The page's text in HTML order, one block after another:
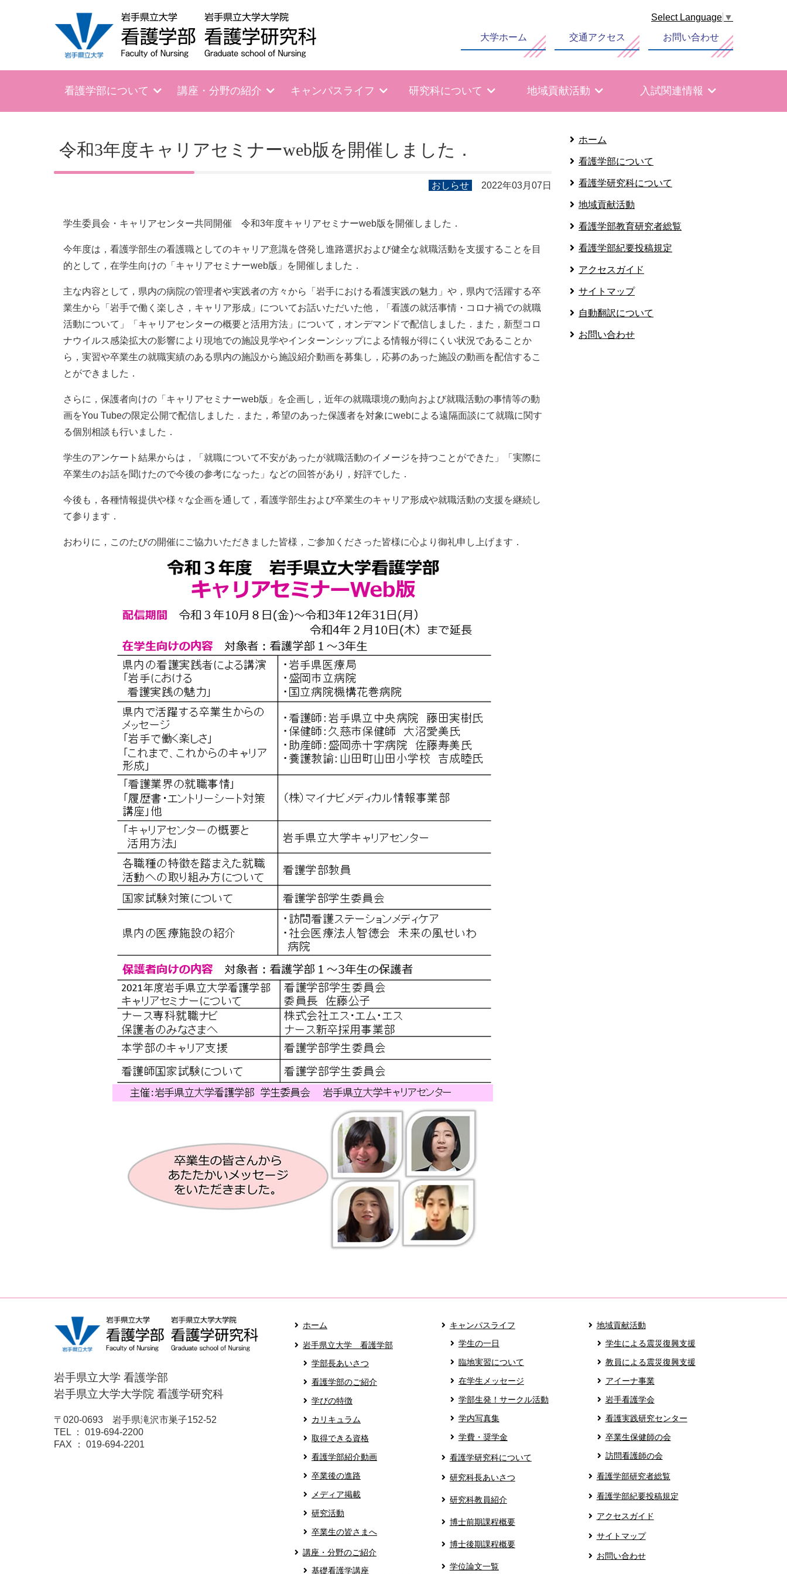
Select Language ▼
大学ホーム
交通アクセス お問い合わせ
看護学部について 講座・分野の紹介 キャンパスライフ 研究科について 地域貢献活動 入試関連情報
令和3年度キャリアセミナーweb版を開催しました．
おしらせ 2022年03月07日
学生委員会・キャリアセンター共同開催 令和3年度キャリアセミナーweb版を開催しました．
今年度は，看護学部生の看護職としてのキャリア意識を啓発し進路選択および健全な就職活動を支援することを目
的として，在学生向けの「キャリアセミナーweb版」を開催しました．
主な内容として，県内の病院の管理者や実践者の方々から「岩手における看護実践の魅力」や，県内で活躍する卒
業生から「岩手で働く楽しさ，キャリア形成」についてお話いただいた他，「看護の就活事情・コロナ禍での就職
活動について」「キャリアセンターの概要と活用方法」について，オンデマンドで配信しました．また，新型コロ
ナウイルス感染拡大の影響により現地での施設見学やインターンシップによる情報が得にくい状況であることか
ら，実習や卒業生の就職実績のある県内の施設から施設紹介動画を募集し，応募のあった施設の動画を配信するこ
とができました．
さらに，保護者向けの「キャリアセミナーweb版」を企画し，近年の就職環境の動向および就職活動の事情等の動
画をYou Tubeの限定公開で配信しました．また，希望のあった保護者を対象にwebによる遠隔面談にて就職に関す
る個別相談も行いました．
学生のアンケート結果からは，「就職について不安があったが就職活動のイメージを持つことができた」「実際に
卒業生のお話を聞けたので今後の参考になった」などの回答があり，好評でした．
今後も，各種情報提供や様々な企画を通して，看護学部生および卒業生のキャリア形成や就職活動の支援を継続し
て参ります．
おわりに，このたびの開催にご協力いただきました皆様，ご参加くださった皆様に心より御礼申し上げます．
ホーム
看護学部について
看護学研究科について
地域貢献活動
看護学部教育研究者総覧
看護学部紀要投稿規定
アクセスガイド
サイトマップ
自動翻訳について
お問い合わせ
岩手県立大学 看護学部
岩手県立大学大学院 看護学研究科
〒020-0693 岩手県滝沢市巣子152-52
TEL ： 019-694-2200
FAX ： 019-694-2201
ホーム
岩手県立大学 看護学部
学部長あいさつ
看護学部のご紹介
学びの特徴
カリキュラム
取得できる資格
看護学部紹介動画
卒業後の進路
メディア掲載
研究活動
卒業生の皆さまへ
講座・分野のご紹介
基礎看護学講座
キャンパスライフ
学生の一日
臨地実習について
在学生メッセージ
学部生発！サークル活動
学内写真集
学費・奨学金
看護学研究科について
研究科長あいさつ
研究科教員紹介
博士前期課程概要
博士後期課程概要
学位論文一覧
地域貢献活動
学生による震災復興支援
教員による震災復興支援
アイーナ事業
岩手看護学会
看護実践研究センター
卒業生保健師の会
訪問看護師の会
看護学部研究者総覧
看護学部紀要投稿規定
アクセスガイド
サイトマップ
お問い合わせ